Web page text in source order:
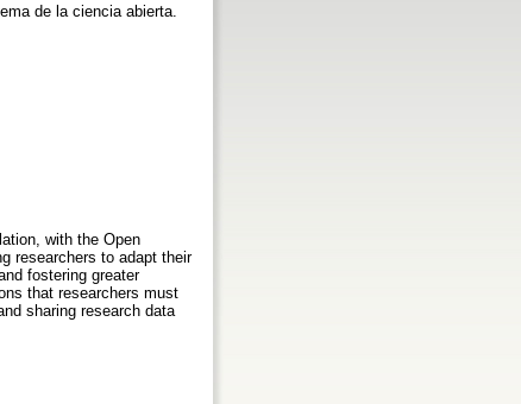
de la ciencia abierta.
with the Open
researchers to adapt their
fostering greater
that researchers must
sharing research data